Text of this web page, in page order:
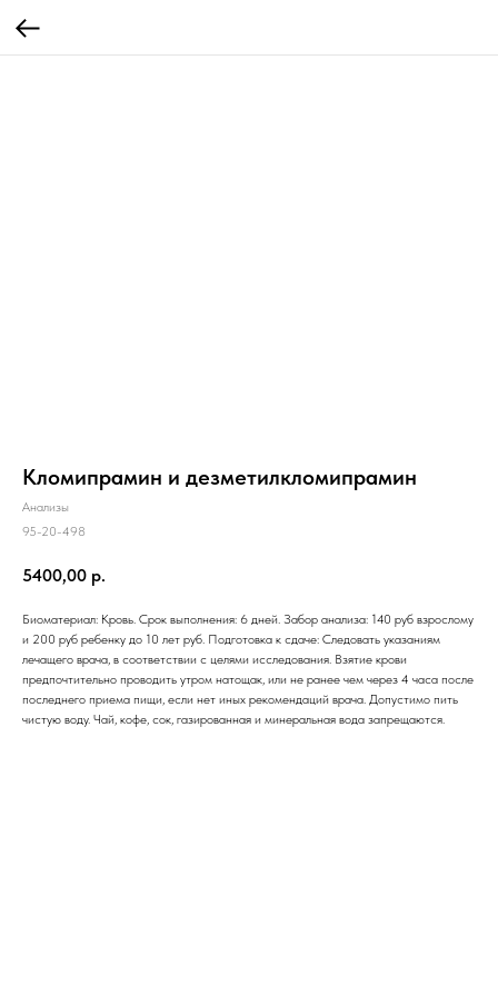
Кломипрамин и дезметилкломипрамин
Анализы
95-20-498
5400,00 р.
Биоматериал: Кровь. Срок выполнения: 6 дней. Забор анализа: 140 руб взрослому
и 200 руб ребенку до 10 лет руб. Подготовка к сдаче: Следовать указаниям
лечащего врача, в соответствии с целями исследования. Взятие крови
предпочтительно проводить утром натощак, или не ранее чем через 4 часа после
последнего приема пищи, если нет иных рекомендаций врача. Допустимо пить
чистую воду. Чай, кофе, сок, газированная и минеральная вода запрещаются.